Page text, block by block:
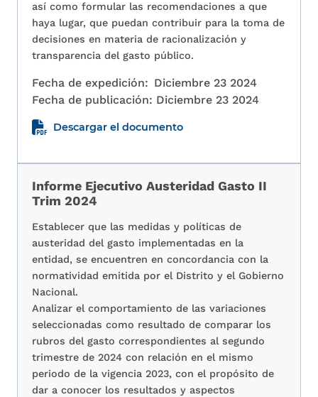
así como formular las recomendaciones a que
haya lugar, que puedan contribuir para la toma de
decisiones en materia de racionalización y
transparencia del gasto público.
Fecha de expedición: Diciembre 23 2024
Fecha de publicación: Diciembre 23 2024
Descargar el documento
Informe Ejecutivo Austeridad Gasto II
Trim 2024
Establecer que las medidas y políticas de
austeridad del gasto implementadas en la
entidad, se encuentren en concordancia con la
normatividad emitida por el Distrito y el Gobierno
Nacional.
Analizar el comportamiento de las variaciones
seleccionadas como resultado de comparar los
rubros del gasto correspondientes al segundo
trimestre de 2024 con relación en el mismo
periodo de la vigencia 2023, con el propósito de
dar a conocer los resultados y aspectos